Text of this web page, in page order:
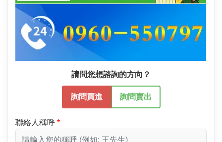
請問您想諮詢的方向？
詢問買進 詢問賣出
聯絡人稱呼